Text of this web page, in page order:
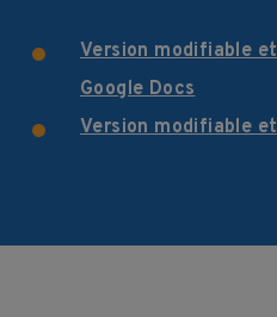
Version modifiable
Google Docs
Version modifiable